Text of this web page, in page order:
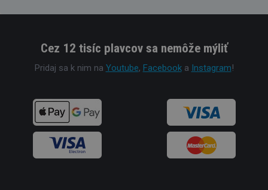
Cez 12 tisíc plavcov sa nemôže mýliť
Pridaj sa k nim na Youtube, Facebooka Instagram!